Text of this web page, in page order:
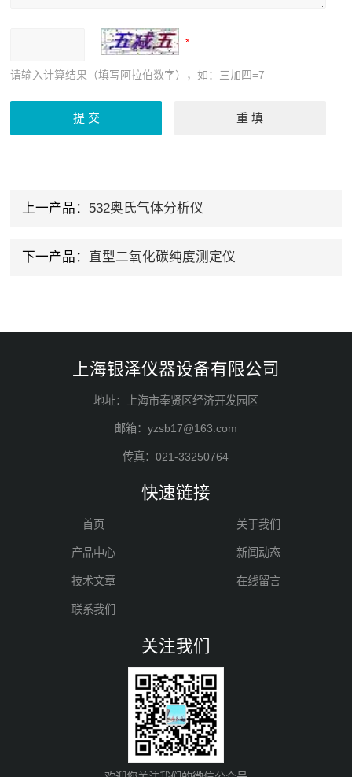
请输入计算结果（填写阿拉伯数字），如：三加四=7
上一产品： 532奥氏气体分析仪
下一产品： 直型二氧化碳纯度测定仪
上海银泽仪器设备有限公司
地址：上海市奉贤区经济开发园区
邮箱：yzsb17@163.com
传真：021-33250764
快速链接
首页 关于我们
产品中心 新闻动态
技术文章 在线留言
联系我们
关注我们